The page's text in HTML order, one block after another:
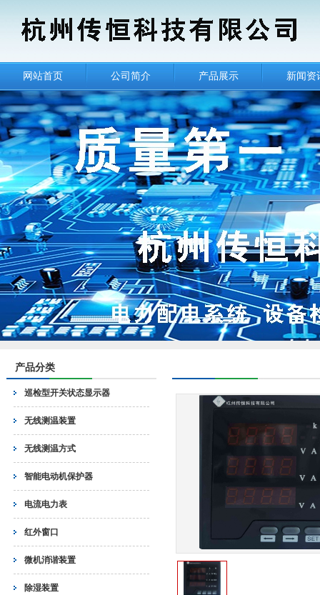
网站首页 公司简介 产品展示 新闻资
产品分类
巡检型开关状态显示器
无线测温装置
无线测温方式
智能电动机保护器
电流电力表
红外窗口
微机消谐装置
除湿装置